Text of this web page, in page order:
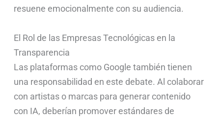
resuene emocionalmente con su audiencia.
El Rol de las Empresas Tecnológicas en la
Transparencia
Las plataformas como Google también tienen
una responsabilidad en este debate. Al colaborar
con artistas o marcas para generar contenido
con IA, deberían promover estándares de